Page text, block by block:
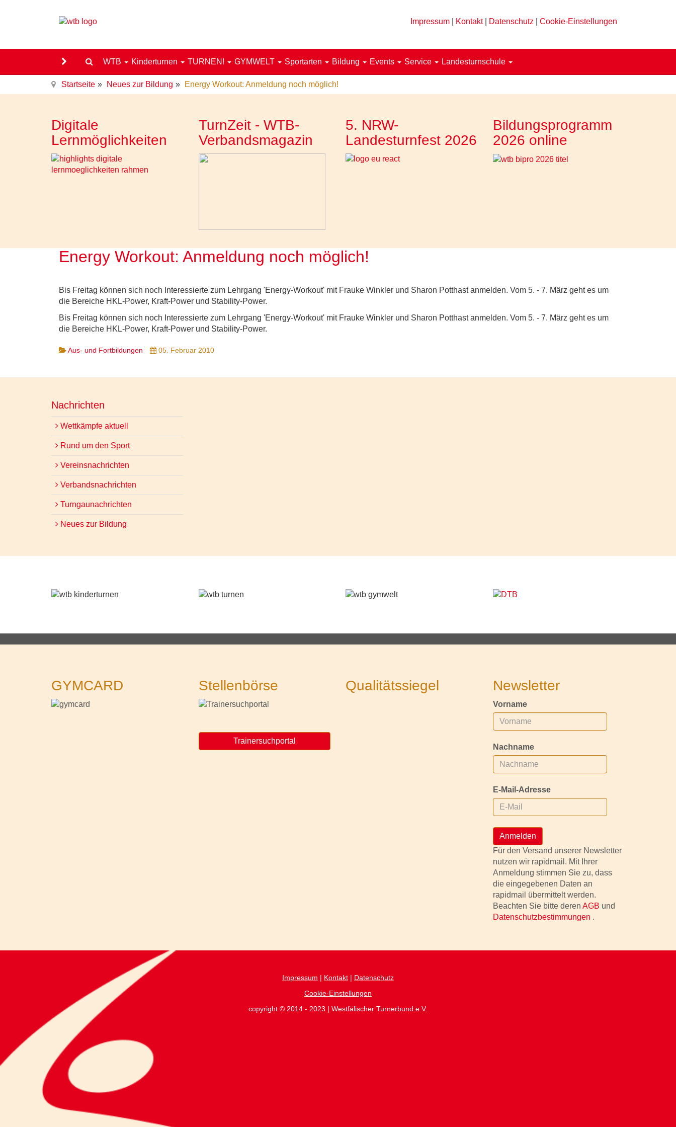
Impressum Kontakt| Datenschutz Cookie-Einstellungen
WTB Kinderturnen TURNEN! GYMWELT Sportarten Bildung Events Service Landesturnschule
Startseite Neues zur Bildung Energy Workout: Anmeldung noch möglich!
Digitale
Lernmöglichkeiten
TurnZeit - WTB-
Verbandsmagazin
5. NRW-
Landesturnfest 2026
Bildungsprogramm
2026 online
Energy Workout: Anmeldung noch möglich!
Bis Freitag können sich noch Interessierte zum Lehrgang 'Energy-Workout' mit Frauke Winkler und Sharon Potthast anmelden. Vom 5. - 7. März geht es um
die Bereiche HKL-Power, Kraft-Power und Stability-Power.
Bis Freitag können sich noch Interessierte zum Lehrgang 'Energy-Workout' mit Frauke Winkler und Sharon Potthast anmelden. Vom 5. - 7. März geht es um
die Bereiche HKL-Power, Kraft-Power und Stability-Power.
Aus- und Fortbildungen 05. Februar 2010
Nachrichten
Wettkämpfe aktuell
Rund um den Sport
Vereinsnachrichten
Verbandsnachrichten
Turngaunachrichten
Neues zur Bildung
GYMCARD Stellenbörse
Trainersuchportal
Qualitätssiegel Newsletter
Vorname
Nachname
E-Mail-Adresse
Anmelden
Für den Versand unserer Newsletter
nutzen wir rapidmail. Mit Ihrer
Anmeldung stimmen Sie zu, dass
die eingegebenen Daten an
rapidmail übermittelt werden.
Beachten Sie bitte deren AGB und
Datenschutzbestimmungen .
Impressum | Kontakt | Datenschutz
Cookie-Einstellungen
copyright © 2014 - 2023 | Westfälischer Turnerbund.e.V.